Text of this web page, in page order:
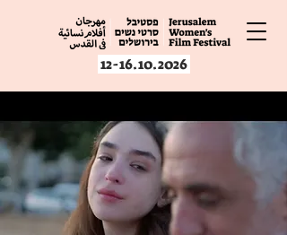
12-16.10.2026